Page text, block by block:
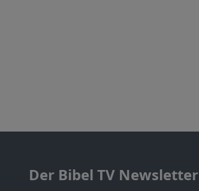
Der Bibel TV Newsletter